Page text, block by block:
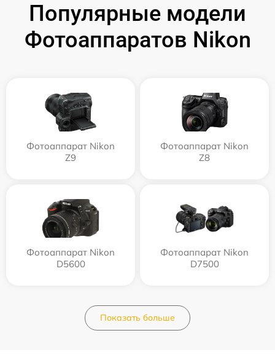
Популярные модели
Фотоаппаратов Nikon
Фотоаппарат Nikon
Z9
Фотоаппарат Nikon
Z8
Фотоаппарат Nikon
D5600
Фотоаппарат Nikon
D7500
Показать больше